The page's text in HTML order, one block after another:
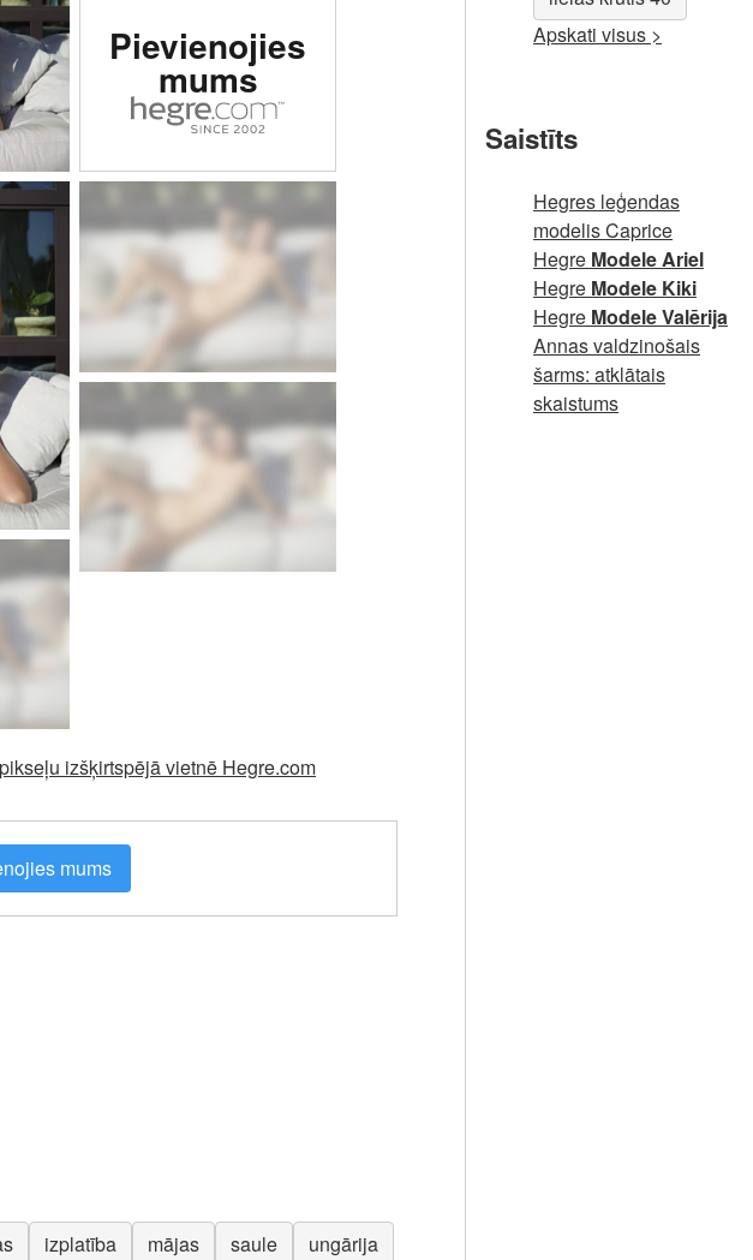
Pievienojies
mums
izšķirtspējā vietnē Hegre.com
mums
izplatība mājas saule
ungārija
Apskati visus >
Saistīts
Hegres leģendas
modelis Caprice
Hegre Modele Ariel
Hegre Modele Kiki
Hegre Modele Valērija
Annas valdzinošais
šarms: atklātais
skaistums